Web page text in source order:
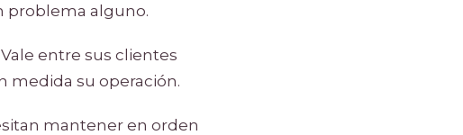
problema alguno.
entre sus clientes
medida su operación.
mantener en orden